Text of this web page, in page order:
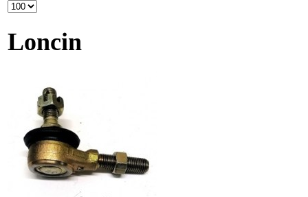
Loncin